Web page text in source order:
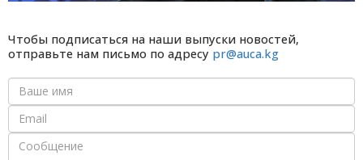
Чтобы подписаться на наши выпуски новостей,
отправьте нам письмо по адресу pr@auca.kg